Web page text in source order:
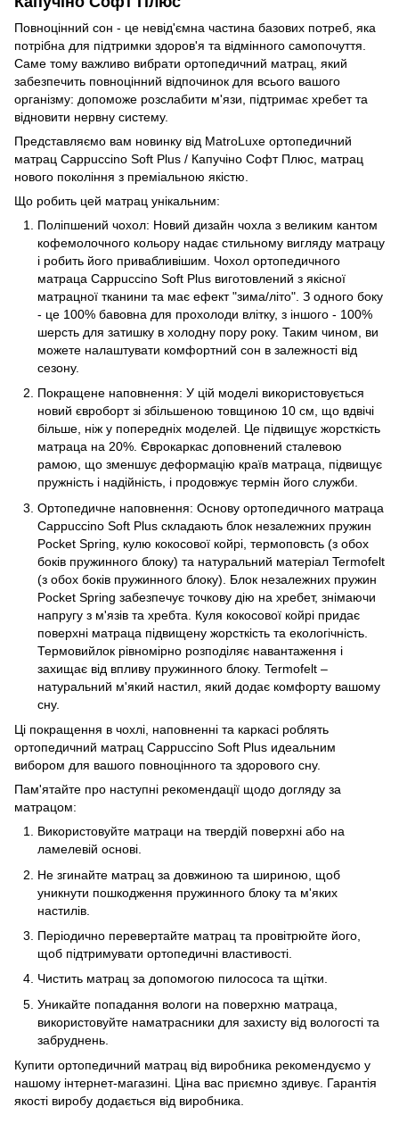
Повноцінний сон - це невід'ємна частина базових потреб, яка
потрібна для підтримки здоров'я та відмінного самопочуття.
Саме тому важливо вибрати ортопедичний матрац, який
забезпечить повноцінний відпочинок для всього вашого
організму: допоможе розслабити м'язи, підтримає хребет та
відновити нервну систему.
Представляємо вам новинку від MatroLuxe ортопедичний
матрац Cappuccino Soft Plus / Капучіно Софт Плюс, матрац
нового покоління з преміальною якістю.
Що робить цей матрац унікальним:
Поліпшений чохол: Новий дизайн чохла з великим кантом
кофемолочного кольору надає стильному вигляду матрацу
і робить його привабливішим. Чохол ортопедичного
матраца Cappuccino Soft Plus виготовлений з якісної
матрацної тканини та має ефект "зима/літо". З одного боку
- це 100% бавовна для прохолоди влітку, з іншого - 100%
шерсть для затишку в холодну пору року. Таким чином, ви
можете налаштувати комфортний сон в залежності від
сезону.
Покращене наповнення: У цій моделі використовується
новий євроборт зі збільшеною товщиною 10 см, що вдвічі
більше, ніж у попередніх моделей. Це підвищує жорсткість
матраца на 20%. Єврокаркас доповнений сталевою
рамою, що зменшує деформацію країв матраца, підвищує
пружність і надійність, і продовжує термін його служби.
Ортопедичне наповнення: Основу ортопедичного матраца
Cappuccino Soft Plus складають блок незалежних пружин
Pocket Spring, кулю кокосової койрі, термоповсть (з обох
боків пружинного блоку) та натуральний матеріал Termofelt
(з обох боків пружинного блоку). Блок незалежних пружин
Pocket Spring забезпечує точкову дію на хребет, знімаючи
напругу з м'язів та хребта. Куля кокосової койрі придає
поверхні матраца підвищену жорсткість та екологічність.
Термовийлок рівномірно розподіляє навантаження і
захищає від впливу пружинного блоку. Termofelt –
натуральний м'який настил, який додає комфорту вашому
сну.
Ці покращення в чохлі, наповненні та каркасі роблять
ортопедичний матрац Cappuccino Soft Plus идеальним
вибором для вашого повноцінного та здорового сну.
Пам'ятайте про наступні рекомендації щодо догляду за
матрацом:
Використовуйте матраци на твердій поверхні або на
ламелевій основі.
Не згинайте матрац за довжиною та шириною, щоб
уникнути пошкодження пружинного блоку та м'яких
настилів.
Періодично перевертайте матрац та провітрюйте його,
щоб підтримувати ортопедичні властивості.
Чистить матрац за допомогою пилососа та щітки.
Уникайте попадання вологи на поверхню матраца,
використовуйте наматрасники для захисту від вологості та
забруднень.
Купити ортопедичний матрац від виробника рекомендуємо у
нашому інтернет-магазині. Ціна вас приємно здивує. Гарантія
якості виробу додається від виробника.